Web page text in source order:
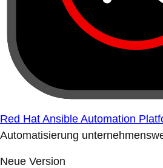
Red Hat Ansible Automation
Automatisierung
Neue Version